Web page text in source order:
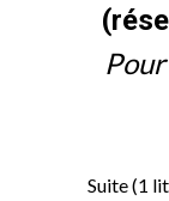
Suite (1